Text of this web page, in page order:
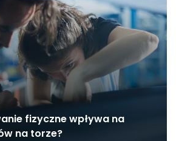
fizyczne wpływa na
na torze?